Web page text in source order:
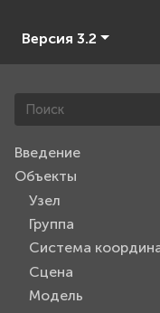
Версия 3.2
Введение
Объекты
Узел
Группа
Система
Сцена
Модель